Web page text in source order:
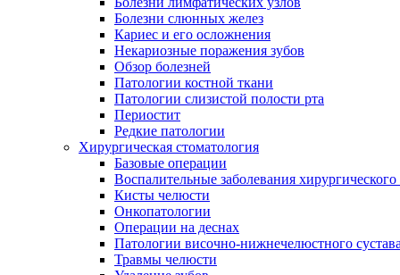
Болезни слюнных желез
Кариес и его осложнения
Некариозные поражения зубов
Обзор болезней
Патологии костной ткани
Патологии слизистой полости рта
Периостит
Редкие патологии
Хирургическая стоматология
Базовые операции
Воспалительные заболевания
Кисты челюсти
Онкопатологии
Операции на деснах
Патологии височно-нижнечелюстного сустава
Травмы челюсти